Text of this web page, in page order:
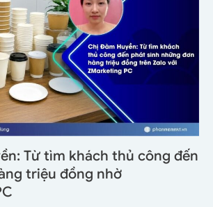
Từ tìm khách thủ công đến
triệu đồng nhờ